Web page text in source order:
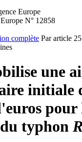
N° 12858
complète Par article 25
une
initiale
pour
typhon